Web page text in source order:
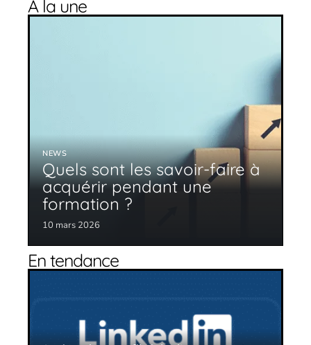
À la une
NEWS
Quels sont les savoir-faire à
acquérir pendant une
formation ?
10 mars 2026
En tendance